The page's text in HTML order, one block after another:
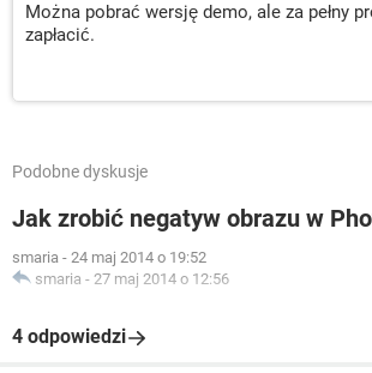
Można pobrać wersję demo, ale za pełny
zapłacić.
Podobne dyskusje
Jak zrobić negatyw obrazu w
smaria - 24 maj 2014 o 19:52
smaria - 27 maj 2014 o 12:56
4 odpowiedzi